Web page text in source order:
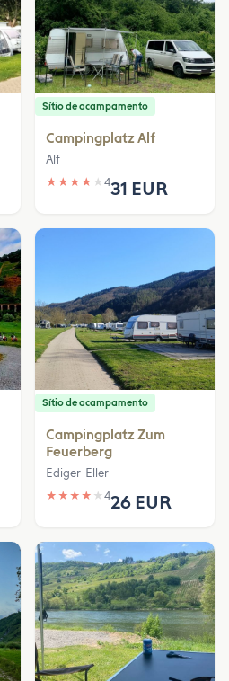
Sítio de acampamento
Campingplatz Alf
Alf
★ ★ ★ ★ ★ 431 EUR
Sítio de acampamento
Campingplatz Zum
Feuerberg
Ediger-Eller
★ ★ ★ ★ ★ 426 EUR